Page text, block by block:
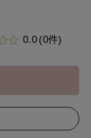
0.0 (0件)